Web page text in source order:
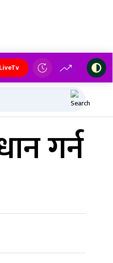
LiveTv
गर्न